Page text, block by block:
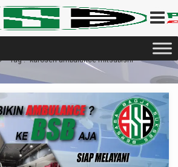
Tag : "karoseri ambulance mitsubishi"